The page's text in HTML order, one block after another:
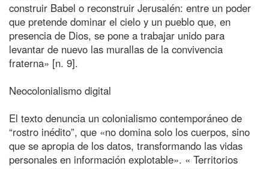
construir Babel o reconstruir Jerusalén: entre un poder
que pretende dominar el cielo y un pueblo que, en
presencia de Dios, se pone a trabajar unido para
levantar de nuevo las murallas de la convivencia
fraterna» [n. 9].
Neocolonialismo digital
El texto denuncia un colonialismo contemporáneo de
“rostro inédito”, que «no domina solo los cuerpos, sino
que se apropia de los datos, transformando las vidas
personales en información explotable». « Territorios